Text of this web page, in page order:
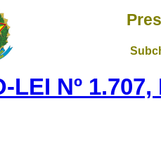
LEI Nº